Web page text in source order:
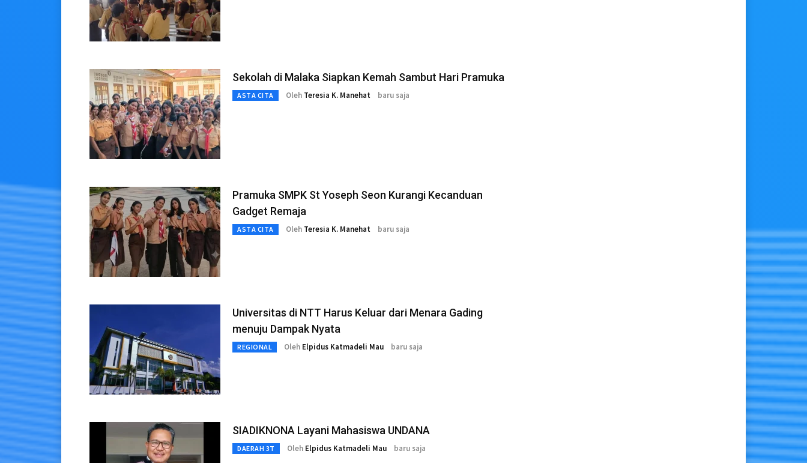
Sekolah di Malaka Siapkan Kemah Sambut Hari Pramuka
ASTA CITA Oleh Teresia K. Manehat baru saja
Pramuka SMPK St Yoseph Seon Kurangi Kecanduan
Gadget Remaja
ASTA CITA Oleh Teresia K. Manehat baru saja
Universitas di NTT Harus Keluar dari Menara Gading
menuju Dampak Nyata
REGIONAL Oleh Elpidus Katmadeli Mau baru saja
SIADIKNONA Layani Mahasiswa UNDANA
DAERAH 3T Oleh Elpidus Katmadeli Mau baru saja